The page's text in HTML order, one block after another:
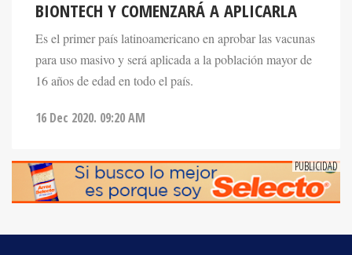
Es el primer país latinoamericano en aprobar las vacunas
para uso masivo y será aplicada a la población mayor de
16 años de edad en todo el país.